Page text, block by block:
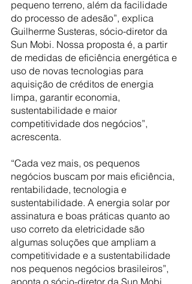
pequeno terreno, além da facilidade
do processo de adesão”, explica
Guilherme Susteras, sócio-diretor da
Sun Mobi. Nossa proposta é, a partir
de medidas de eficiência energética e
uso de novas tecnologias para
aquisição de créditos de energia
limpa, garantir economia,
sustentabilidade e maior
competitividade dos negócios”,
acrescenta.
“Cada vez mais, os pequenos
negócios buscam por mais eficiência,
rentabilidade, tecnologia e
sustentabilidade. A energia solar por
assinatura e boas práticas quanto ao
uso correto da eletricidade são
algumas soluções que ampliam a
competitividade e a sustentabilidade
nos pequenos negócios brasileiros”,
aponta o sócio-diretor da Sun Mobi.